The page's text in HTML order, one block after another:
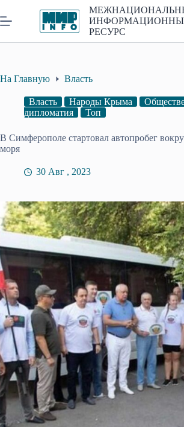
к
сути
РЕСУРС
На Главную Власть
Власть Народы Крыма
дипломатия
Топ
В Симферополе стартовал автопробег
моря
30 Авг , 2023